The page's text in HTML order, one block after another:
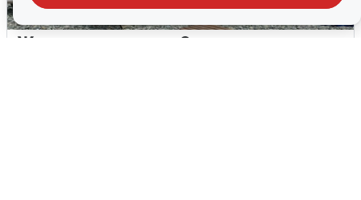
Жители и туристы Сочи рассказали